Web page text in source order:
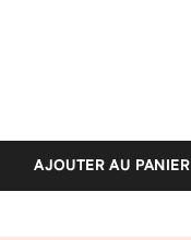
AJOUTER AU PANIER